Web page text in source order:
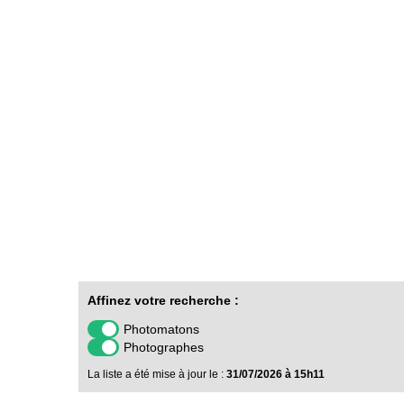
Affinez votre recherche :
Photomatons
Photographes
La liste a été mise à jour le : 31/07/2026 à 15h11